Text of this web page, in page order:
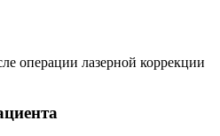
операции лазерной коррекции